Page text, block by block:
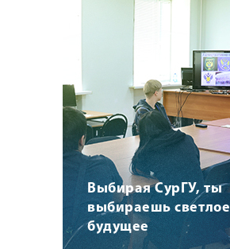
Выбирая СурГУ, ты
выбираешь светлое
будущее